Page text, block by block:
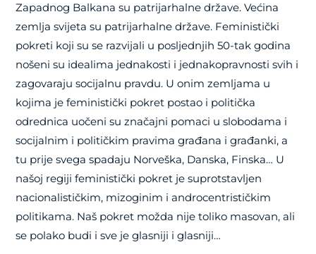
Zapadnog Balkana su patrijarhalne države. Većina
zemlja svijeta su patrijarhalne države. Feministički
pokreti koji su se razvijali u posljednjih 50-tak godina
nošeni su idealima jednakosti i jednakopravnosti svih i
zagovaraju socijalnu pravdu. U onim zemljama u
kojima je feministički pokret postao i politička
odrednica uočeni su značajni pomaci u slobodama i
socijalnim i političkim pravima građana i građanki, a
tu prije svega spadaju Norveška, Danska, Finska… U
našoj regiji feministički pokret je suprotstavljen
nacionalističkim, mizoginim i androcentrističkim
politikama. Naš pokret možda nije toliko masovan, ali
se polako budi i sve je glasniji i glasniji…